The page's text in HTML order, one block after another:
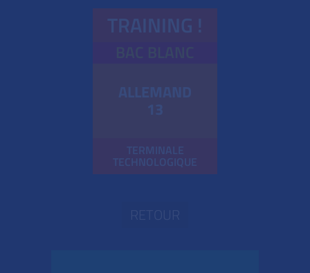
TRAINING !
ALLEMAND
13
TERMINALE
TECHNOLOGIQUE